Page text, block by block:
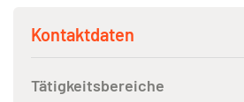
Kontaktdaten
Tätigkeitsbereiche